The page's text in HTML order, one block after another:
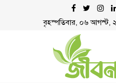
বৃহস্পতিবার, ০৬ আগস্ট,